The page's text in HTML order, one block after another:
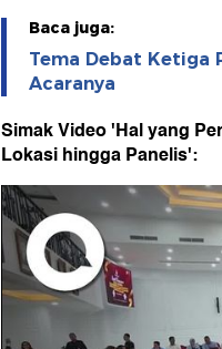
Baca juga:
Tema Debat Ketiga
Acaranya
Simak Video 'Hal yang
Lokasi hingga Panelis':